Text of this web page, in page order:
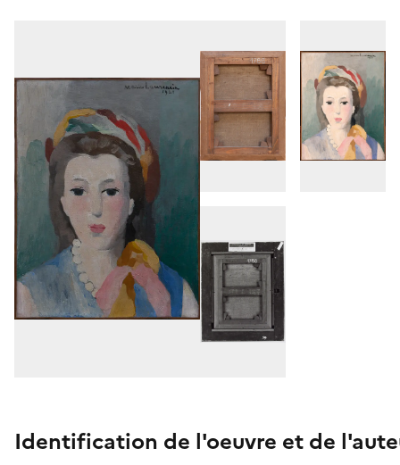
Identification de l'oeuvre et de